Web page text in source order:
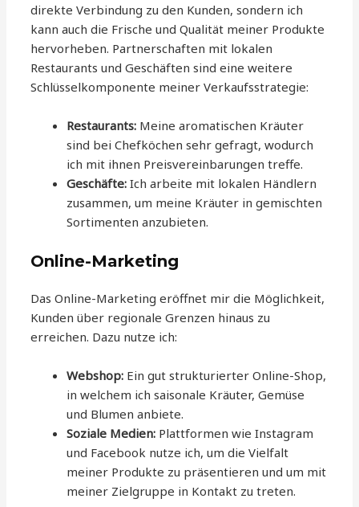
direkte Verbindung zu den Kunden, sondern ich
kann auch die Frische und Qualität meiner Produkte
hervorheben. Partnerschaften mit lokalen
Restaurants und Geschäften sind eine weitere
Schlüsselkomponente meiner Verkaufsstrategie:
Restaurants: Meine aromatischen Kräuter
sind bei Chefköchen sehr gefragt, wodurch
ich mit ihnen Preisvereinbarungen treffe.
Geschäfte: Ich arbeite mit lokalen Händlern
zusammen, um meine Kräuter in gemischten
Sortimenten anzubieten.
Online-Marketing
Das Online-Marketing eröffnet mir die Möglichkeit,
Kunden über regionale Grenzen hinaus zu
erreichen. Dazu nutze ich:
Webshop: Ein gut strukturierter Online-Shop,
in welchem ich saisonale Kräuter, Gemüse
und Blumen anbiete.
Soziale Medien: Plattformen wie Instagram
und Facebook nutze ich, um die Vielfalt
meiner Produkte zu präsentieren und um mit
meiner Zielgruppe in Kontakt zu treten.